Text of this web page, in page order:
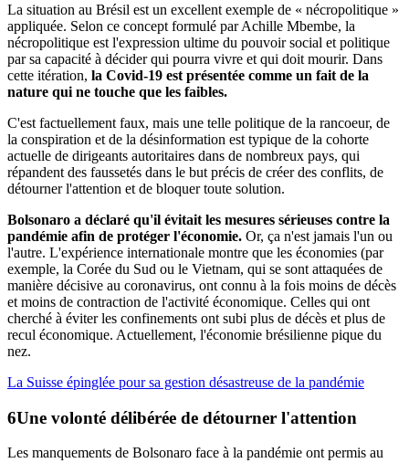
La situation au Brésil est un excellent exemple de « nécropolitique »
appliquée. Selon ce concept formulé par Achille Mbembe, la
nécropolitique est l'expression ultime du pouvoir social et politique
par sa capacité à décider qui pourra vivre et qui doit mourir. Dans
cette itération, la Covid-19 est présentée comme un fait de la
nature qui ne touche que les faibles.
C'est factuellement faux, mais une telle politique de la rancoeur, de
la conspiration et de la désinformation est typique de la cohorte
actuelle de dirigeants autoritaires dans de nombreux pays, qui
répandent des faussetés dans le but précis de créer des conflits, de
détourner l'attention et de bloquer toute solution.
Bolsonaro a déclaré qu'il évitait les mesures sérieuses contre la
pandémie afin de protéger l'économie. Or, ça n'est jamais l'un ou
l'autre. L'expérience internationale montre que les économies (par
exemple, la Corée du Sud ou le Vietnam, qui se sont attaquées de
manière décisive au coronavirus, ont connu à la fois moins de décès
et moins de contraction de l'activité économique. Celles qui ont
cherché à éviter les confinements ont subi plus de décès et plus de
recul économique. Actuellement, l'économie brésilienne pique du
nez.
La Suisse épinglée pour sa gestion désastreuse de la pandémie
Une volonté délibérée de détourner l'attention
Les manquements de Bolsonaro face à la pandémie ont permis au